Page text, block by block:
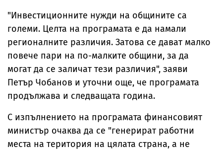
"Инвестиционните нужди на общините са
големи. Целта на програмата е да намали
регионалните различия. Затова се дават малко
повече пари на по-малките общини, за да
могат да се заличат тези различия", заяви
Петър Чобанов и уточни още, че програмата
продължава и следващата година.
С изпълнението на програмата финансовият
министър очаква да се "генерират работни
места на територия на цялата страна, а не